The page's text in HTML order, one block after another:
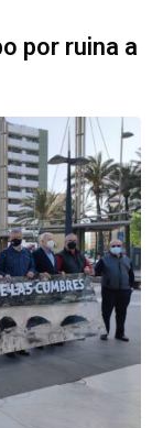
por ruina a